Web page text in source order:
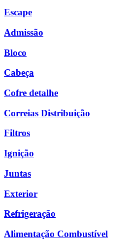
Escape
Admissão
Bloco
Cabeça
Cofre detalhe
Correias Distribuição
Filtros
Ignição
Juntas
Exterior
Refrigeração
Alimentação Combustível